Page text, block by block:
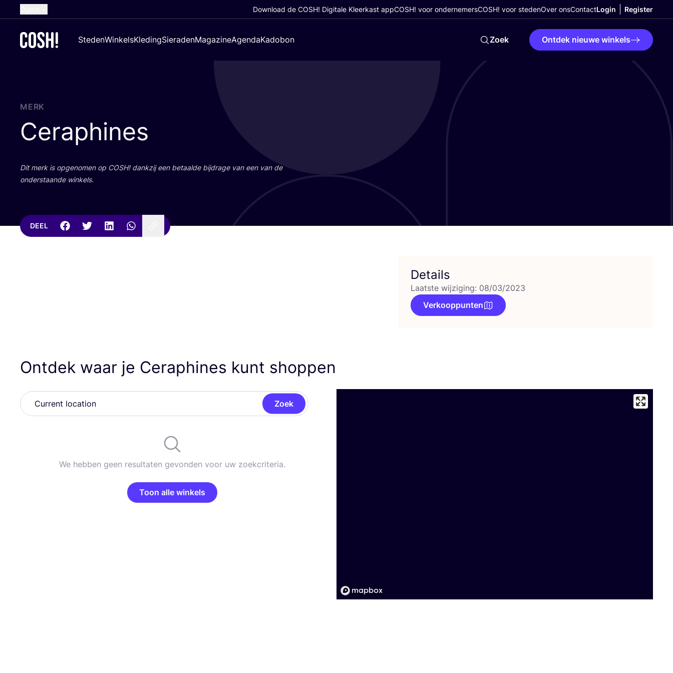
French
Croatian
Download de COSH! Digitale Kleerkast appCOSH! voor ondernemersCOSH! voor stedenOver onsContactLogin Register
StedenWinkelsKledingSieradenMagazineAgendaKadobon Zoek Ontdek nieuwe winkels
MERK
Ceraphines
Dit merk is opge­no­men op COSH! dank­zij een betaal­de bij­dra­ge van een van de
onder­staan­de winkels.
DEEL
Details
Laatste wijziging: 08/03/2023
Verkooppunten
Ontdek waar je Ceraphines kunt shoppen
Zoek
We hebben geen resultaten gevonden voor uw zoekcriteria.
Toon alle winkels